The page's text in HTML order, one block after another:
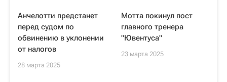
Анчелотти предстанет
перед судом по
обвинению в уклонении
от налогов
28 марта 2025
Мотта покинул пост
главного тренера
"Ювентуса"
23 марта 2025